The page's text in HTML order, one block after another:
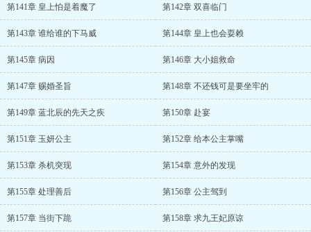
第141章 皇上怕是着魔了 第142章 双喜临门
第143章 谁给谁的下马威 第144章 皇上也会耍赖
第145章 病因 第146章 大小姐救命
第147章 赐婚圣旨 第148章 不还钱可是要坐牢的
第149章 蓝北辰的先天之疾 第150章 赴宴
第151章 玉妍公主 第152章 给本公主掌嘴
第153章 杀机突现 第154章 意外的发现
第155章 处理善后 第156章 公主驾到
第157章 当街下跪 第158章 求九王妃原谅